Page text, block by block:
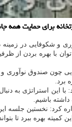
برای حمایت همه
و شکوفایی در
با بهره بردن از
چون صندوق
برد.
استراتژی به
باشیم.
کرد: نخستین جلسه
بهره ببرد تا